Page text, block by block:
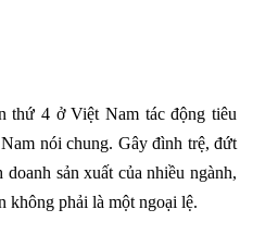
thứ 4 ở Việt Nam tác động tiêu
nói chung. Gây đình trệ, đứt
sản xuất của nhiều ngành,
không phải là một ngoại lệ.